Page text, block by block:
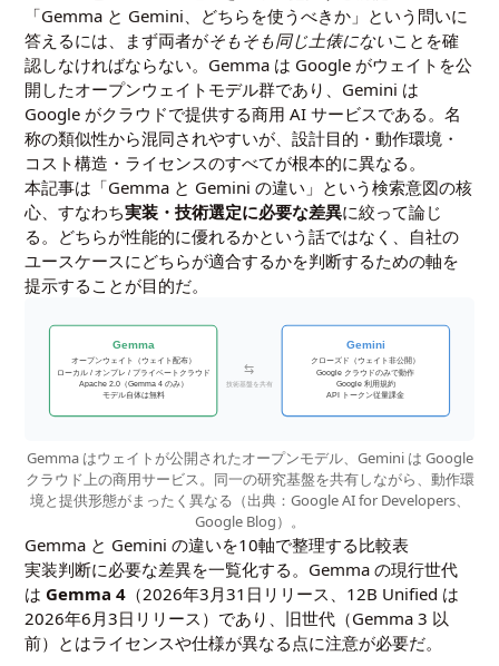
「Gemma と Gemini、どちらを使うべきか」という問いに
答えるには、まず両者がそもそも同じ土俵にないことを確
認しなければならない。Gemma は Google がウェイトを公
開したオープンウェイトモデル群であり、Gemini は
Google がクラウドで提供する商用 AI サービスである。名
称の類似性から混同されやすいが、設計目的・動作環境・
コスト構造・ライセンスのすべてが根本的に異なる。
本記事は「Gemma と Gemini の違い」という検索意図の核
心、すなわち実装・技術選定に必要な差異に絞って論じ
る。どちらが性能的に優れるかという話ではなく、自社の
ユースケースにどちらが適合するかを判断するための軸を
提示することが目的だ。
Gemma
オープンウェイト（ウェイト配布）
ローカル / オンプレ / プライベートクラウド
Apache 2.0（Gemma 4 のみ）
モデル自体は無料
⇆
技術基盤を共有
Gemini
クローズド（ウェイト非公開）
Google クラウドのみで動作
Google 利用規約
API トークン従量課金
Gemma はウェイトが公開されたオープンモデル、Gemini は Google
クラウド上の商用サービス。同一の研究基盤を共有しながら、動作環
境と提供形態がまったく異なる（出典：Google AI for Developers、
Google Blog）。
Gemma と Gemini の違いを10軸で整理する比較表
実装判断に必要な差異を一覧化する。Gemma の現行世代
は Gemma 4 （2026年3月31日リリース、12B Unified は
2026年6月3日リリース）であり、旧世代（Gemma 3 以
前）とはライセンスや仕様が異なる点に注意が必要だ。